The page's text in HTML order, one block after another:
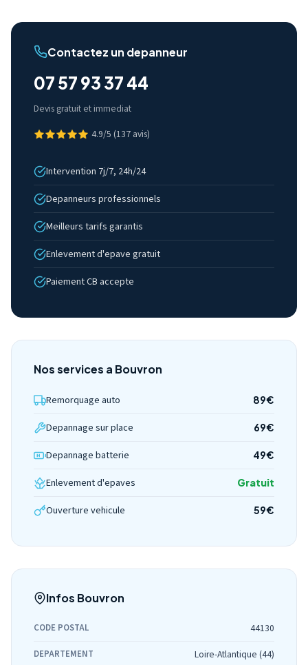
Contactez un depanneur
07 57 93 37 44
Devis gratuit et immediat
4.9/5 (137 avis)
Intervention 7j/7, 24h/24
Depanneurs professionnels
Meilleurs tarifs garantis
Enlevement d'epave gratuit
Paiement CB accepte
Nos services a Bouvron
Remorquage auto 89€
Depannage sur place 69€
Depannage batterie 49€
Enlevement d'epaves Gratuit
Ouverture vehicule 59€
Infos Bouvron
CODE POSTAL 44130
DEPARTEMENT Loire-Atlantique (44)